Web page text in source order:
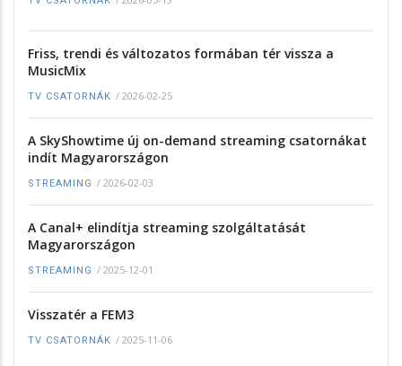
Friss, trendi és változatos formában tér vissza a
MusicMix
TV CSATORNÁK / 2026-02-25
A SkyShowtime új on-demand streaming csatornákat
indít Magyarországon
STREAMING / 2026-02-03
A Canal+ elindítja streaming szolgáltatását
Magyarországon
STREAMING / 2025-12-01
Visszatér a FEM3
TV CSATORNÁK / 2025-11-06